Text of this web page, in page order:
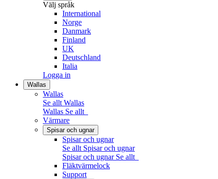
Välj språk
International
Norge
Danmark
Finland
UK
Deutschland
Italia
Logga in
Wallas
Wallas
Se allt Wallas
Wallas Se allt
Värmare
Spisar och ugnar
Spisar och ugnar
Se allt Spisar och ugnar
Spisar och ugnar Se allt
Fläktvärmelock
Support